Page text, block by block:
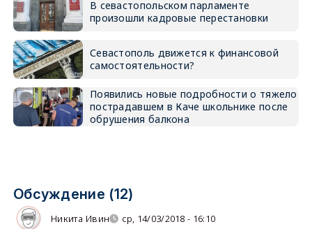
В севастопольском парламенте
произошли кадровые перестановки
Севастополь движется к финансовой
самостоятельности?
Появились новые подробности о тяжело
пострадавшем в Каче школьнике после
обрушения балкона
Обсуждение (12)
Никита Ивин ср, 14/03/2018 - 16:10